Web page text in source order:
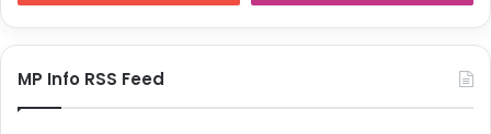
MP Info RSS Feed